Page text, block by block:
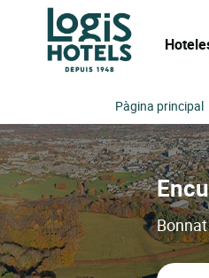
Pàgina principal